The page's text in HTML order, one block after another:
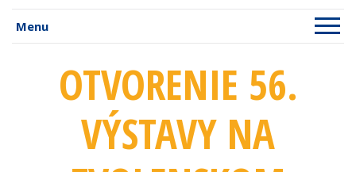
Menu
OTVORENIE 56.
VÝSTAVY NA